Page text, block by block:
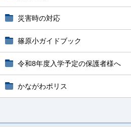
災害時の対応
篠原小ガイドブック
令和8年度入学予定の保護者様へ
かながわポリス